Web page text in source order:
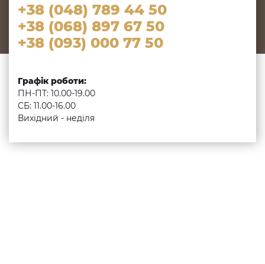
+38 (048) 789 44 50
+38 (068) 897 67 50
+38 (093) 000 77 50
Графік роботи:
ПН-ПТ: 10.00-19.00
СБ: 11.00-16.00
Вихідний - неділя